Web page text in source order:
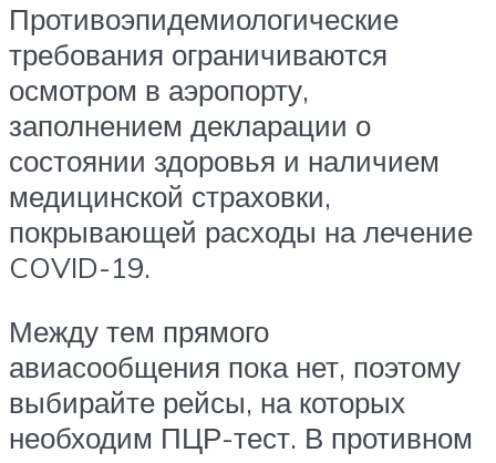
Противоэпидемиологические
требования ограничиваются
осмотром в аэропорту,
заполнением декларации о
состоянии здоровья и наличием
медицинской страховки,
покрывающей расходы на лечение
COVID-19.
Между тем прямого
авиасообщения пока нет, поэтому
выбирайте рейсы, на которых
необходим ПЦР-тест. В противном